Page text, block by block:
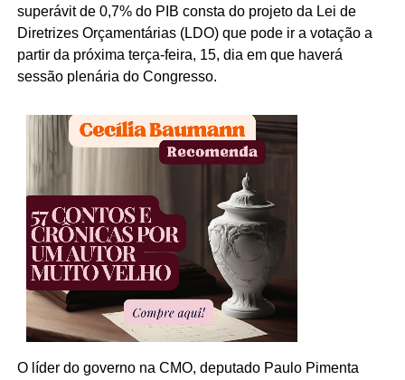
superávit de 0,7% do PIB consta do projeto da Lei de
Diretrizes Orçamentárias (LDO) que pode ir a votação a
partir da próxima terça-feira, 15, dia em que haverá
sessão plenária do Congresso.
O líder do governo na CMO, deputado Paulo Pimenta